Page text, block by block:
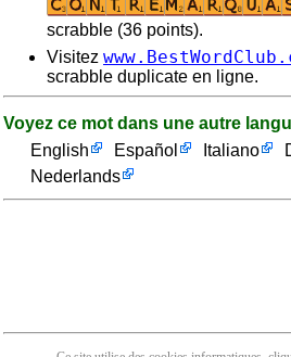
scrabble (36 points).
Visitez
scrabble duplicate en ligne.
Voyez ce mot dans une autre
English
Español Italiano
Nederlands